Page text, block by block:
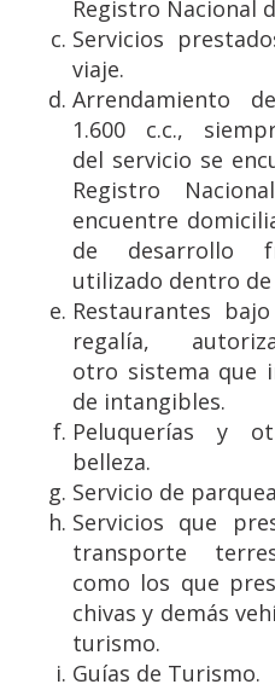
Registro Nacional
Servicios
viaje.
Arrendamiento
1.600 c.c.,
del servicio se
Registro
encuentre
de desarrollo
utilizado dentro de
Restaurantes
regalía,
otro sistema que
de intangibles.
Peluquerías y
belleza.
Servicio de
Servicios que
transporte
como los que
chivas y demás
turismo.
Guías de Turismo.